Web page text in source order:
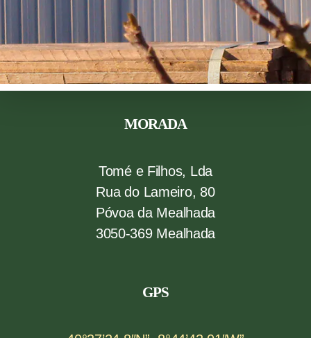
MORADA
Tomé e Filhos, Lda
Rua do Lameiro, 80
Póvoa da Mealhada
3050-369 Mealhada
GPS